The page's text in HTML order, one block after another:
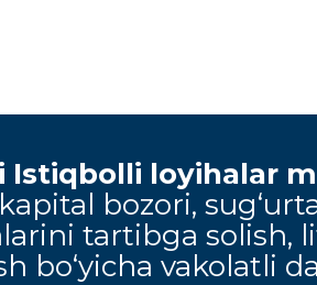
Istiqbolli loyihalar
bozori,
tartibga solish,
bo‘yicha vakolatli